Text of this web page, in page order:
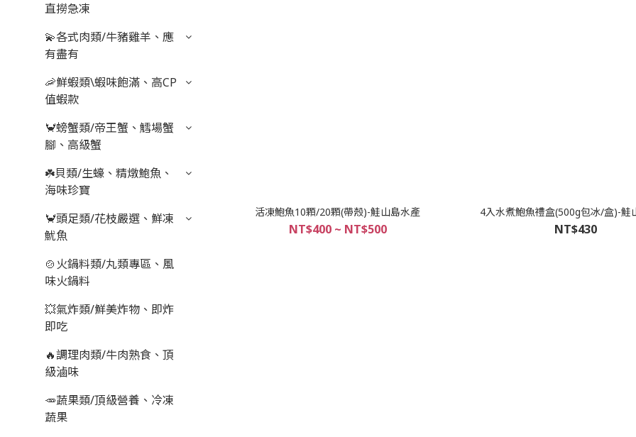
直撈急凍
💫各式肉類/牛豬雞羊、應
有盡有
🦐鮮蝦類\蝦味飽滿、高CP
值蝦款
🦀螃蟹類/帝王蟹、鱈場蟹
腳、高級蟹
☘️貝類/生蠔、精燉鮑魚、
海味珍寶
🦀頭足類/花枝嚴選、鮮凍
魷魚
🍲火鍋料類/丸類專區、風
味火鍋料
💥氣炸類/鮮美炸物、即炸
即吃
🔥調理肉類/牛肉熟食、頂
級滷味
🥕蔬果類/頂級營養、冷凍
蔬果
活凍鮑魚10顆/20顆(帶殼)-鮭山島水產
NT$400 ~ NT$500
4入水煮鮑魚禮盒(500g包冰/盒)-鮭
NT$430